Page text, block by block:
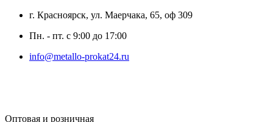
г. Красноярск, ул. Маерчака, 65, оф 309
Пн. - пт. с 9:00 до 17:00
info@metallo-prokat24.ru
Оптовая и розничная